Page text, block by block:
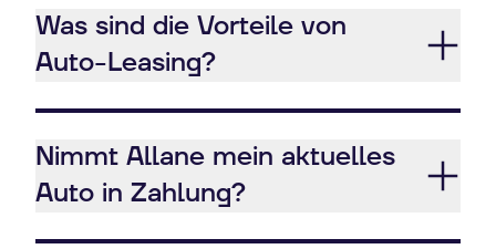
Was sind die Vorteile von
Auto-Leasing?
Nimmt Allane mein aktuelles
Auto in Zahlung?